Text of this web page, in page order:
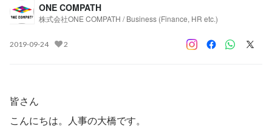
ONE COMPATH
株式会社ONE COMPATH / Business (Finance, HR etc.)
2019-09-24 2
皆さん
こんにちは。人事の大橋です。